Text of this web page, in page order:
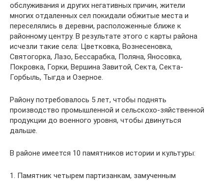
обслуживания и других негативных причин, жители
многих отдаленных сел покидали обжитые места и
переселялись в деревни, расположенные ближе к
районному центру. В результате этого с карты района
исчезли такие села: Цветковка, Вознесеновка,
Святогорка, Лазо, Бессарабка, Поляна, Яносовка,
Покровка, Горки, Вершина Завитой, Секта, Секта-
Горбыль, Тыгда и Озерное.
Району потребовалось 5 лет, чтобы поднять
производство промышленной и сельскохо-зяйственной
продукции до военного уровня, чтобы двинуться
дальше.
В районе имеется 10 памятников истории и культуры:
1. Памятник четырем партизанкам, замученным